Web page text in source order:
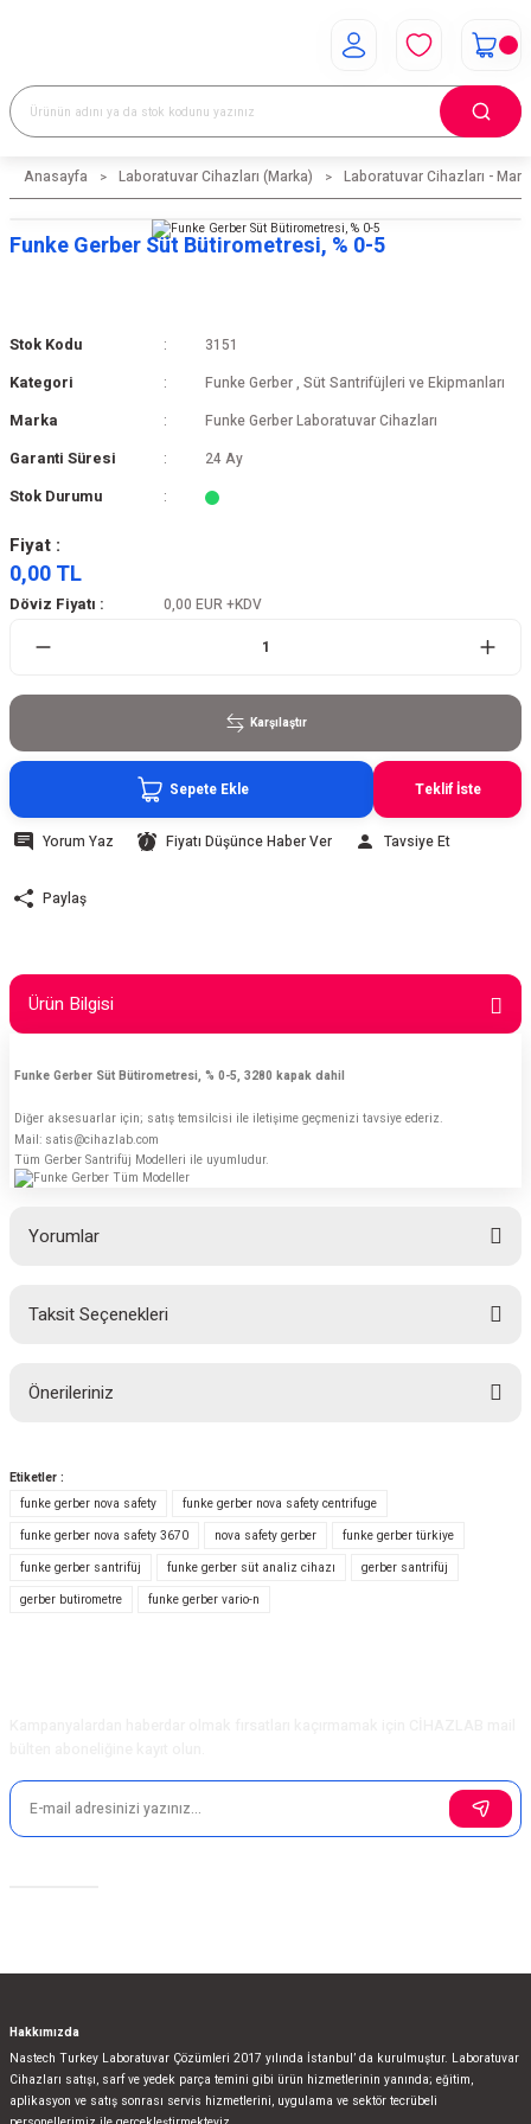
Anasayfa Laboratuvar Cihazları (Marka) Laboratuvar Cihazları -
Funke Gerber Süt Bütirometresi, % 0-5
Stok Kodu 3151
Kategori Funke Gerber , Süt Santrifüjleri ve Ekipmanları
Marka Funke Gerber Laboratuvar Cihazları
Garanti Süresi 24 Ay
Stok Durumu
Fiyat :
0,00 TL
Döviz Fiyatı : 0,00 EUR +KDV
Karşılaştır
Sepete Ekle Teklif İste
Yorum Yaz Fiyatı Düşünce Haber Ver Tavsiye Et
Paylaş
Ürün Bilgisi
Funke Gerber Süt Bütirometresi, % 0-5, 3280 kapak dahil
Diğer aksesuarlar için; satış temsilcisi ile iletişime geçmenizi tavsiye ederiz.
Mail: satis@cihazlab.com
Tüm Gerber Santrifüj Modelleri ile uyumludur.
Yorumlar
Taksit Seçenekleri
Önerileriniz
yetersiz gördüğünüz noktaları öneri formunu kullanarak tarafımıza
iletebilirsiniz.
Görüş ve önerileriniz için teşekkür ederiz.
Ürün resmi kalitesiz, bozuk veya görüntülenemiyor.
Ürün açıklamasında eksik bilgiler bulunuyor.
Etiketler :
funke gerber nova safety
funke gerber nova safety centrifuge
funke gerber nova safety 3670
nova safety gerber
funke gerber türkiye
funke gerber santrifüj
funke gerber süt analiz cihazı
gerber santrifüj
gerber butirometre
funke gerber vario-n
Hakkımızda
Nastech Turkey Laboratuvar Çözümleri 2017 yılında İstanbul’ da kurulmuştur. Laboratuvar
Cihazları satışı, sarf ve yedek parça temini gibi ürün hizmetlerinin yanında; eğitim,
aplikasyon ve satış sonrası servis hizmetlerini, uygulama ve sektör tecrübeli